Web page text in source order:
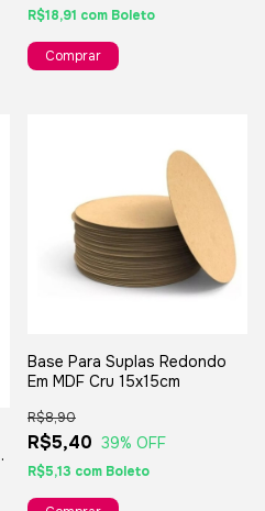
R$18,91 com Boleto
Base Para Suplas Redondo
Em MDF Cru 15x15cm
R$5,40
R$8,90
39% OFF
R$5,13 com Boleto